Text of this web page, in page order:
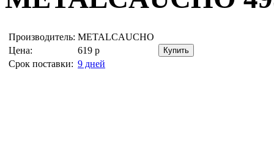
Производитель: METALCAUCHO
Цена:
619 р
Срок поставки: 9 дней